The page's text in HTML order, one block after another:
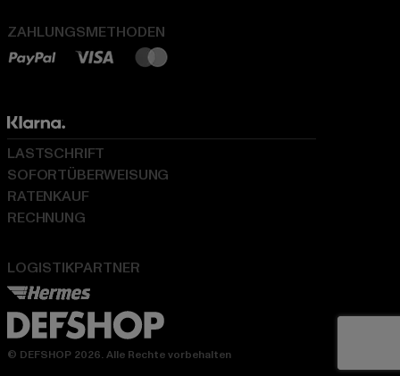
ZAHLUNGSMETHODEN
LOGISTIKPARTNER
LASTSCHRIFT
SOFORTÜBERWEISUNG
RATENKAUF
RECHNUNG
© DEFSHOP 2026. Alle Rechte vorbehalten